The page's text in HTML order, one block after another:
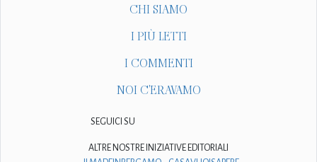
CHI SIAMO
I PIÙ LETTI
I COMMENTI
NOI C'ERAVAMO
SEGUICI SU
ALTRE NOSTRE INIZIATIVE EDITORIALI